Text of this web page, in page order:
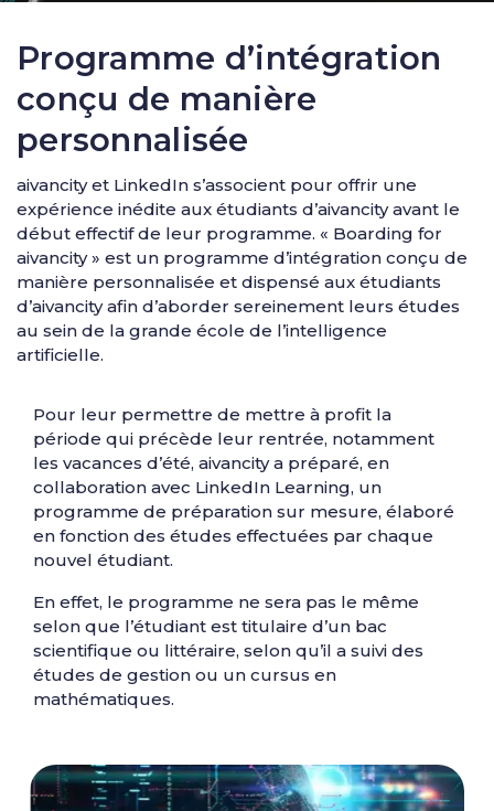
Programme d’intégration
conçu de manière
personnalisée
aivancity et LinkedIn s’associent pour offrir une
expérience inédite aux étudiants d’aivancity avant le
début effectif de leur programme. « Boarding for
aivancity » est un programme d’intégration conçu de
manière personnalisée et dispensé aux étudiants
d’aivancity afin d’aborder sereinement leurs études
au sein de la grande école de l’intelligence
artificielle.
Pour leur permettre de mettre à profit la
période qui précède leur rentrée, notamment
les vacances d’été, aivancity a préparé, en
collaboration avec LinkedIn Learning, un
programme de préparation sur mesure, élaboré
en fonction des études effectuées par chaque
nouvel étudiant.
En effet, le programme ne sera pas le même
selon que l’étudiant est titulaire d’un bac
scientifique ou littéraire, selon qu’il a suivi des
études de gestion ou un cursus en
mathématiques.